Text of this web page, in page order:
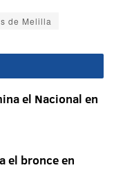
de Melilla
el Nacional en
el bronce en